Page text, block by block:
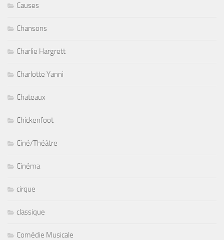
Causes
Chansons
Charlie Hargrett
Charlotte Yanni
Chateaux
Chickenfoot
Ciné/Théâtre
Cinéma
cirque
classique
Comédie Musicale